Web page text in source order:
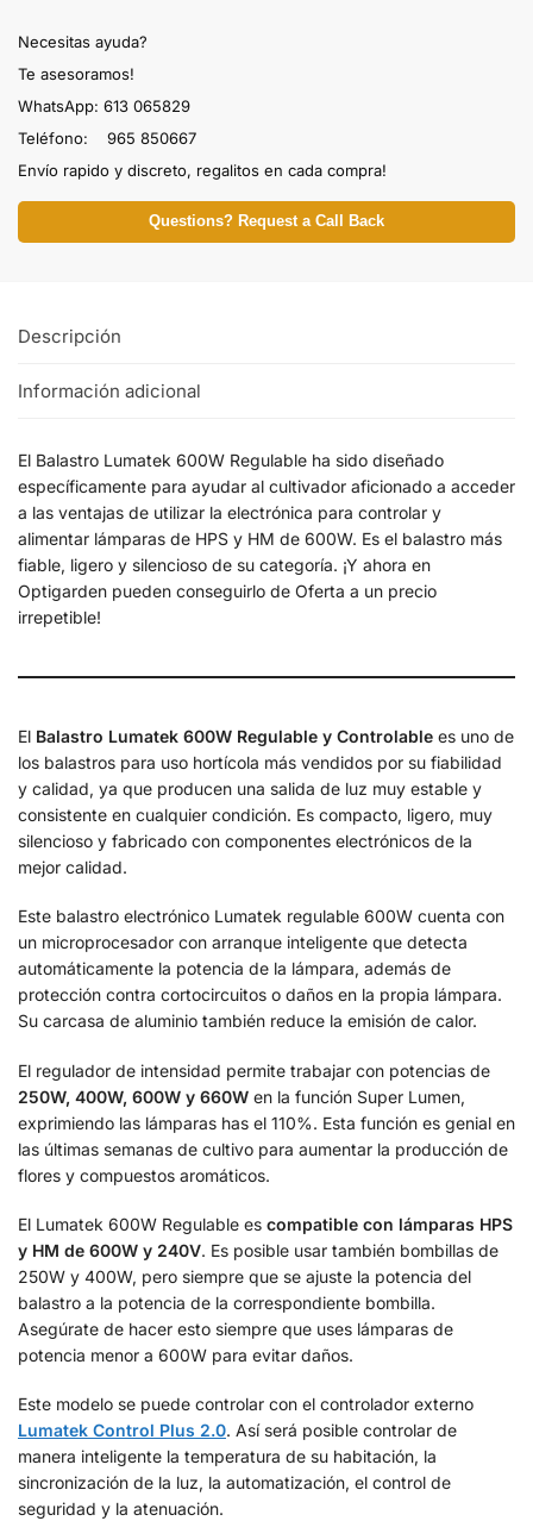
Necesitas ayuda?
Te asesoramos!
WhatsApp: 613 065829
Teléfono: 965 850667
Envío rapido y discreto, regalitos en cada compra!
Questions? Request a Call Back
Descripción
Información adicional
El Balastro Lumatek 600W Regulable ha sido diseñado
específicamente para ayudar al cultivador aficionado a acceder
a las ventajas de utilizar la electrónica para controlar y
alimentar lámparas de HPS y HM de 600W. Es el balastro más
fiable, ligero y silencioso de su categoría. ¡Y ahora en
Optigarden pueden conseguirlo de Oferta a un precio
irrepetible!
El Balastro Lumatek 600W Regulable y Controlable es uno de
los balastros para uso hortícola más vendidos por su fiabilidad
y calidad, ya que producen una salida de luz muy estable y
consistente en cualquier condición. Es compacto, ligero, muy
silencioso y fabricado con componentes electrónicos de la
mejor calidad.
Este balastro electrónico Lumatek regulable 600W cuenta con
un microprocesador con arranque inteligente que detecta
automáticamente la potencia de la lámpara, además de
protección contra cortocircuitos o daños en la propia lámpara.
Su carcasa de aluminio también reduce la emisión de calor.
El regulador de intensidad permite trabajar con potencias de
250W, 400W, 600W y 660W en la función Super Lumen,
exprimiendo las lámparas has el 110%. Esta función es genial en
las últimas semanas de cultivo para aumentar la producción de
flores y compuestos aromáticos.
El Lumatek 600W Regulable es compatible con lámparas HPS
y HM de 600W y 240V. Es posible usar también bombillas de
250W y 400W, pero siempre que se ajuste la potencia del
balastro a la potencia de la correspondiente bombilla.
Asegúrate de hacer esto siempre que uses lámparas de
potencia menor a 600W para evitar daños.
Este modelo se puede controlar con el controlador externo
Lumatek Control Plus 2.0. Así será posible controlar de
manera inteligente la temperatura de su habitación, la
sincronización de la luz, la automatización, el control de
seguridad y la atenuación.